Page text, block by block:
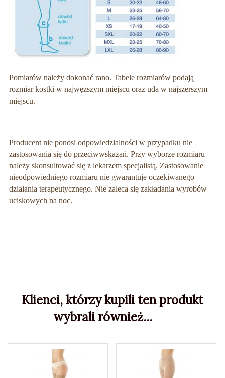
Pomiarów należy dokonać rano. Tabele rozmiarów podają
rozmiar kostki w najwęższym miejscu oraz uda w najszerszym
miejscu.
Producent nie ponosi odpowiedzialności w przypadku nie
zastosowania się do przeciwwskazań. Przy wyborze rozmiaru
należy skonsultować się z lekarzem specjalistą. Zastosowanie
nieodpowiedniego rozmiaru nie gwarantuje oczekiwanego
działania terapeutycznego. Nie zaleca się zakładania wyrobów
uciskowych na noc.
Klienci, którzy kupili ten produkt
wybrali również...